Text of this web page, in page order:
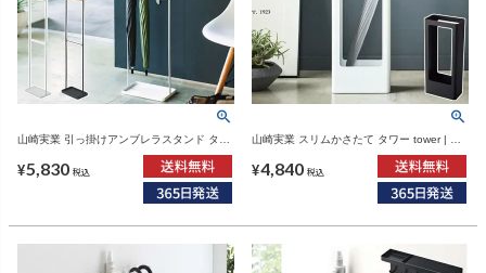
山崎実業 引っ掛けアンブレラスタンド タワ
ー tower | インテリア雑貨・タワーシリーズ
¥5,830 税込
山崎実業 スリムかさたて タワー tower | イ
ンテリア雑貨・タワーシリーズ
¥4,840 税込